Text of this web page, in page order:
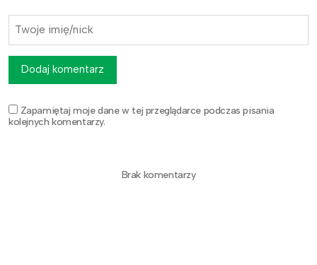
Zapamiętaj moje dane w tej przeglądarce podczas pisania
kolejnych komentarzy.
Dodaj komentarz
Brak komentarzy